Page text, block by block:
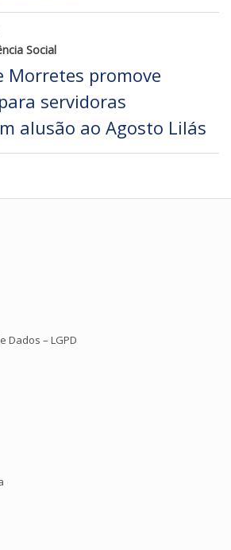
Social
Morretes promove
servidoras
alusão ao Agosto Lilás
Dados – LGPD